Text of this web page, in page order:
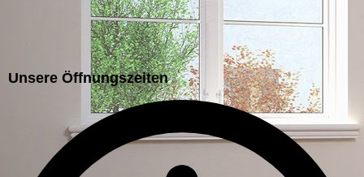
Unsere Öffnungszeiten